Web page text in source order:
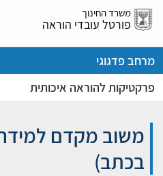
דלג
אל
משרד החינוך
פורטל עובדי הוראה
מרחב פדגוגי
פרקטיקות להוראה איכותית
משוב מקדם
בכתב)